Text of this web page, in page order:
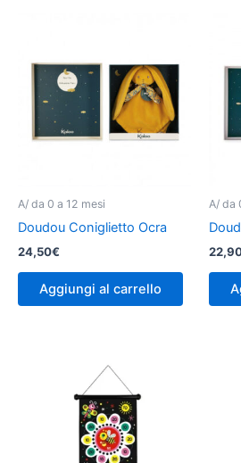
A/ da 0 a 12 mesi
Doudou Coniglietto Ocra
24,50€
Aggiungi al carrello
A/ da